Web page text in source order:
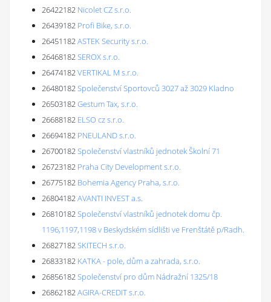
26422182 Nicolet CZ s.r.o.
26439182 Profi Bike, s.r.o.
26451182ASTEK Security s.r.o.
26468182SEROX s.r.o.
26474182VERTIKAL M s.r.o.
26480182Společenství Sportovců 3027 až 3029 Kladno
26503182Gestum Tax, s.r.o.
26688182 ELSO cz s.r.o.
26694182 PNEULAND s.r.o.
26700182Společenství vlastníků jednotek Školní 71
26723182 Praha City Development s.r.o.
26775182 Bohemia Agency Praha, s.r.o.
26804182AVANTI INVEST a.s.
26810182Společenství vlastníků jednotek domu čp.
1196,1197,1198 v Beskydském sídlišti ve Frenštátě p/Radh.
26827182SKITECH s.r.o.
26833182 KATKA - pole, dům a zahrada, s.r.o.
26856182Společenství pro dům Nádražní 1325/18
26862182AGIRA-CREDIT s.r.o.